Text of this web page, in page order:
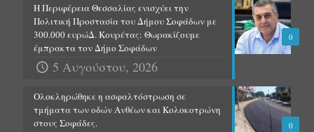
0
Η Περιφέρεια Θεσσαλίας ενισχύει την
Πολιτική Προστασία του Δήμου Σοφάδων με
300.000 ευρώΔ. Κουρέτας: Θωρακίζουμε
έμπρακτα τον Δήμο Σοφάδων
5 Αυγούστου, 2026
0
Ολοκληρώθηκε η ασφαλτόστρωση σε
τμήματα των οδών Ανθέων και Κολοκοτρώνη
στους Σοφάδες.